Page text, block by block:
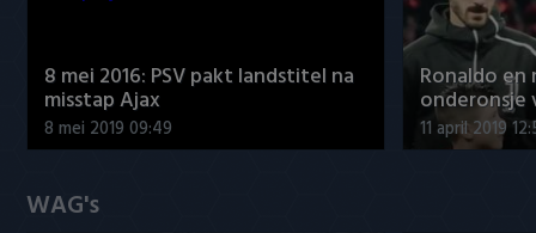
8 mei 2016: PSV pakt landstitel na
misstap Ajax
8 mei 2019 09:49
Ronaldo
onderonsje
11 april 2019
WAG's